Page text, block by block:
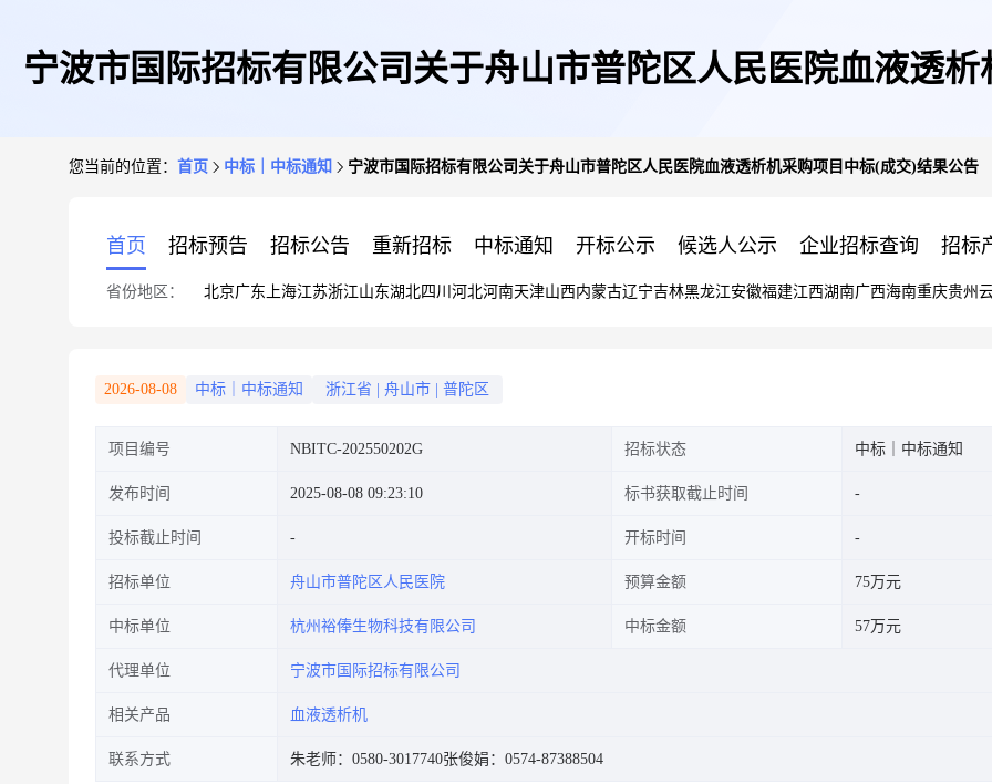
宁波市国际招标有限公司关于舟山市普陀区人民医院血液透
您当前的位置： 首页 中标｜中标通知 宁波市国际招标有限公司关于舟山市普陀区人民医院血液透析机采购项目中标(成交)结果公告
首页 招标预告 招标公告 重新招标 中标通知 开标公示 候选人公示 企业招标查询 招标
省份地区： 北京广东 上海江苏浙江山东湖北四川 河北河南天津山西内蒙古辽宁吉林黑龙江安徽福建江西湖南广西海南重庆贵州
2026-08-08 中标｜中标通知 浙江省 舟山市 普陀区
项目编号 NBITC-202550202G 招标状态 中标｜中标通知
发布时间 2025-08-08 09:23:10 标书获取截止时间
投标截止时间 开标时间
招标单位 舟山市普陀区人民医院 预算金额 75万元
中标单位 杭州裕俸生物科技有限公司 中标金额 57万元
代理单位 宁波市国际招标有限公司
相关产品 血液透析机
联系方式 朱老师：0580-3017740张俊娟：0574-87388504